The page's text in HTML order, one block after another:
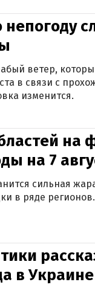
ветер,
в связи с
изменится.
на
на 7
сильная
в ряде регионов.
в Украине